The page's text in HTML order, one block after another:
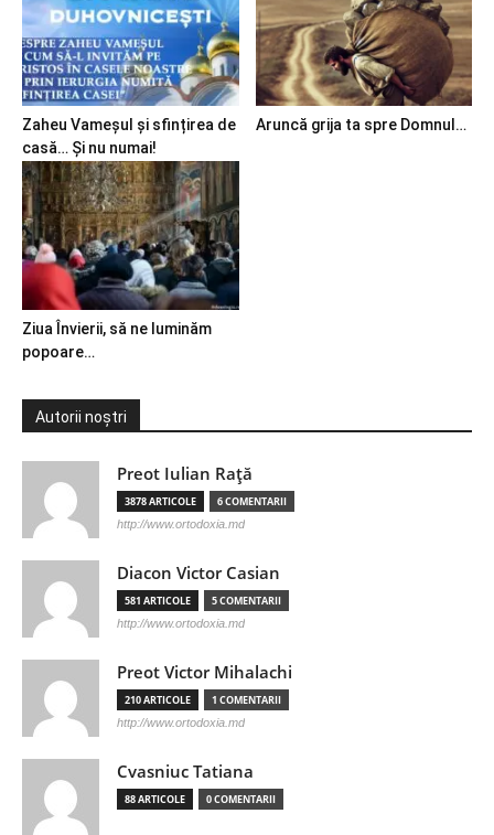
Zaheu Vameșul și sfințirea de
casă… Și nu numai!
Aruncă grija ta spre Domnul…
Ziua Învierii, să ne luminăm
popoare…
Autorii noștri
Preot Iulian Raţă
3878 ARTICOLE 6 COMENTARII
http://www.ortodoxia.md
Diacon Victor Casian
581 ARTICOLE 5 COMENTARII
http://www.ortodoxia.md
Preot Victor Mihalachi
210 ARTICOLE 1 COMENTARII
http://www.ortodoxia.md
Cvasniuc Tatiana
88 ARTICOLE 0 COMENTARII